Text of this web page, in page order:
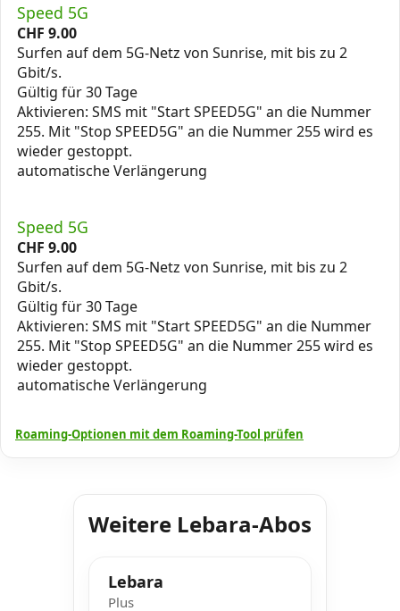
Speed 5G
CHF 9.00
Surfen auf dem 5G-Netz von Sunrise, mit bis zu 2
Gbit/s.
Gültig für 30 Tage
Aktivieren: SMS mit "Start SPEED5G" an die Nummer
255. Mit "Stop SPEED5G" an die Nummer 255 wird es
wieder gestoppt.
automatische Verlängerung
Speed 5G
CHF 9.00
Surfen auf dem 5G-Netz von Sunrise, mit bis zu 2
Gbit/s.
Gültig für 30 Tage
Aktivieren: SMS mit "Start SPEED5G" an die Nummer
255. Mit "Stop SPEED5G" an die Nummer 255 wird es
wieder gestoppt.
automatische Verlängerung
Roaming-Optionen mit dem Roaming-Tool prüfen
Weitere Lebara-Abos
Lebara
Plus